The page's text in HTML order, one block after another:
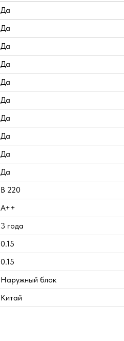
Да
Да
Да
Да
Да
Да
Да
Да
Да
Да
В 220
A++
3 года
0.15
0.15
Наружный блок
Китай